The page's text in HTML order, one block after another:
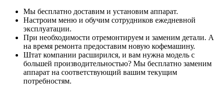
Мы бесплатно доставим и установим аппарат.
Настроим меню и обучим сотрудников ежедневной
эксплуатации.
При необходимости отремонтируем и заменим детали. А
на время ремонта предоставим новую кофемашину.
Штат компании расширился, и вам нужна модель с
большей производительностью? Мы бесплатно заменим
аппарат на соответствующий вашим текущим
потребностям.